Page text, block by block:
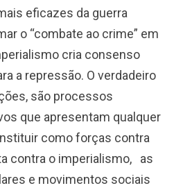
eficazes da guerra
o “combate ao crime” em
cria consenso
a repressão. O verdadeiro
são processos
que apresentam qualquer
como forças contra
contra o imperialismo, as
e movimentos sociais